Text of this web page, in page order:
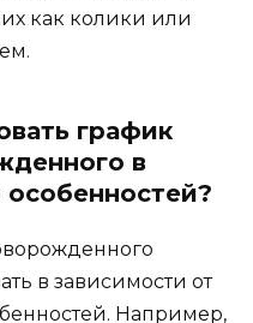
как колики или
график
в
особенностей?
в зависимости от
Например,